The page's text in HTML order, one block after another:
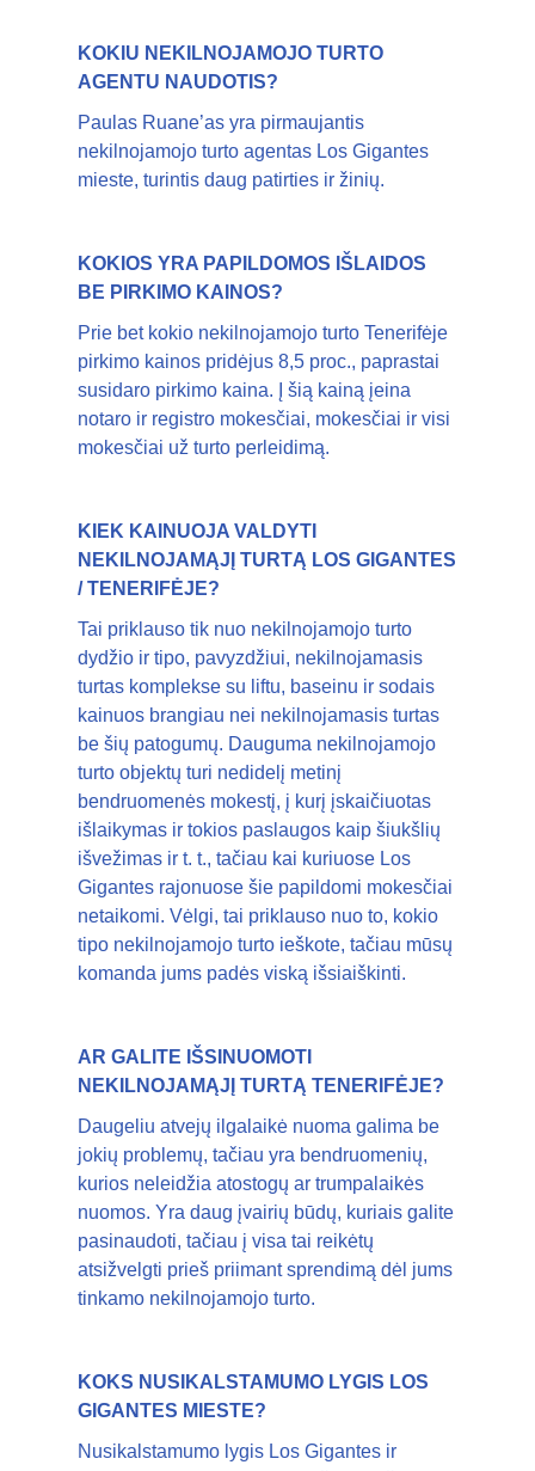
KOKIU NEKILNOJAMOJO TURTO
AGENTU NAUDOTIS?
Paulas Ruane’as yra pirmaujantis
nekilnojamojo turto agentas Los Gigantes
mieste, turintis daug patirties ir žinių.
KOKIOS YRA PAPILDOMOS IŠLAIDOS
BE PIRKIMO KAINOS?
Prie bet kokio nekilnojamojo turto Tenerifėje
pirkimo kainos pridėjus 8,5 proc., paprastai
susidaro pirkimo kaina. Į šią kainą įeina
notaro ir registro mokesčiai, mokesčiai ir visi
mokesčiai už turto perleidimą.
KIEK KAINUOJA VALDYTI
NEKILNOJAMĄJĮ TURTĄ LOS GIGANTES
/ TENERIFĖJE?
Tai priklauso tik nuo nekilnojamojo turto
dydžio ir tipo, pavyzdžiui, nekilnojamasis
turtas komplekse su liftu, baseinu ir sodais
kainuos brangiau nei nekilnojamasis turtas
be šių patogumų. Dauguma nekilnojamojo
turto objektų turi nedidelį metinį
bendruomenės mokestį, į kurį įskaičiuotas
išlaikymas ir tokios paslaugos kaip šiukšlių
išvežimas ir t. t., tačiau kai kuriuose Los
Gigantes rajonuose šie papildomi mokesčiai
netaikomi. Vėlgi, tai priklauso nuo to, kokio
tipo nekilnojamojo turto ieškote, tačiau mūsų
komanda jums padės viską išsiaiškinti.
AR GALITE IŠSINUOMOTI
NEKILNOJAMĄJĮ TURTĄ TENERIFĖJE?
Daugeliu atvejų ilgalaikė nuoma galima be
jokių problemų, tačiau yra bendruomenių,
kurios neleidžia atostogų ar trumpalaikės
nuomos. Yra daug įvairių būdų, kuriais galite
pasinaudoti, tačiau į visa tai reikėtų
atsižvelgti prieš priimant sprendimą dėl jums
tinkamo nekilnojamojo turto.
KOKS NUSIKALSTAMUMO LYGIS LOS
GIGANTES MIESTE?
Nusikalstamumo lygis Los Gigantes ir